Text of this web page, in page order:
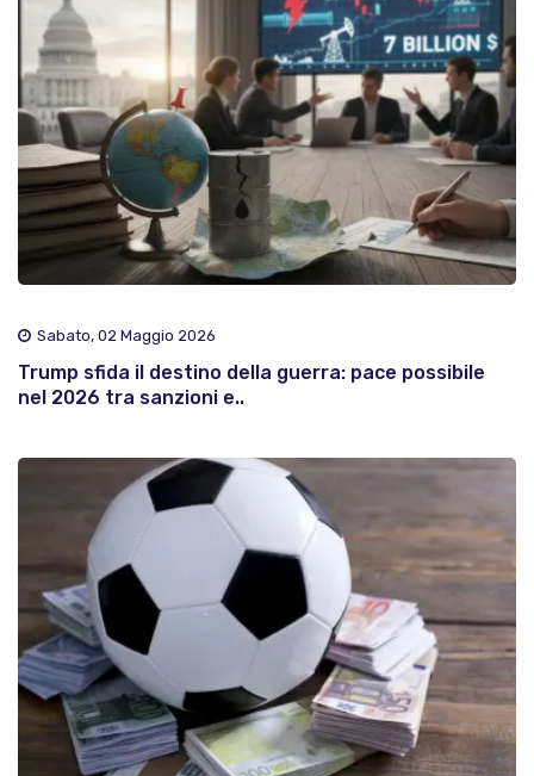
Sabato, 02 Maggio 2026
Trump sfida il destino della guerra: pace possibile
nel 2026 tra sanzioni e..